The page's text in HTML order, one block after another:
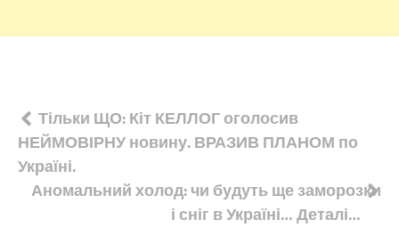
Навігація
записів
Тільки ЩО: Кіт КЕЛЛОГ оголосив
НЕЙМОВІРНУ новину. ВРАЗИВ ПЛАНОМ по
Україні.
Аномальний холод: чи будуть ще заморозки
і сніг в Україні… Деталі…